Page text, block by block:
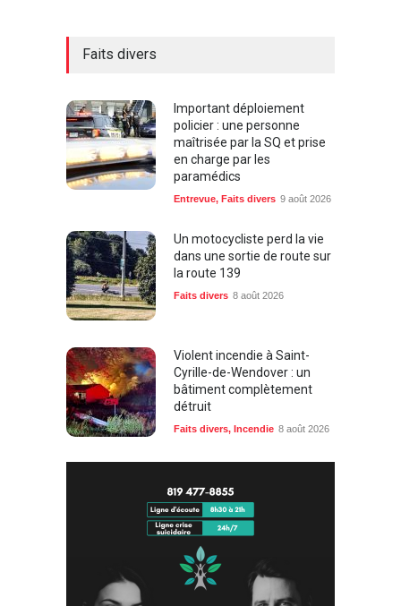
Faits divers
Important déploiement
policier : une personne
maîtrisée par la SQ et prise
en charge par les
paramédics
Entrevue, Faits divers 9 août 2026
Un motocycliste perd la vie
dans une sortie de route sur
la route 139
Faits divers 8 août 2026
Violent incendie à Saint-
Cyrille-de-Wendover : un
bâtiment complètement
détruit
Faits divers, Incendie 8 août 2026